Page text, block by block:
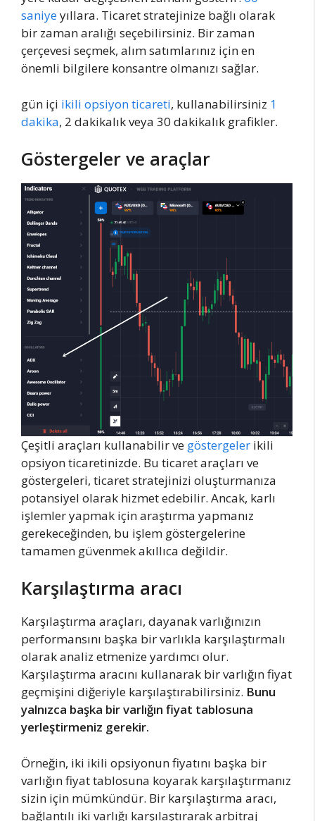
saniyeyıllara. Ticaret stratejinize bağlı olarak
bir zaman aralığı seçebilirsiniz. Bir zaman
çerçevesi seçmek, alım satımlarınız için en
önemli bilgilere konsantre olmanızı sağlar.
gün içi ikili opsiyon ticareti, kullanabilirsiniz 1
dakika, 2 dakikalık veya 30 dakikalık grafikler.
Göstergeler ve araçlar
Çeşitli araçları kullanabilir ve göstergeler ikili
opsiyon ticaretinizde. Bu ticaret araçları ve
göstergeleri, ticaret stratejinizi oluşturmanıza
potansiyel olarak hizmet edebilir. Ancak, karlı
işlemler yapmak için araştırma yapmanız
gerekeceğinden, bu işlem göstergelerine
tamamen güvenmek akıllıca değildir.
Karşılaştırma aracı
Karşılaştırma araçları, dayanak varlığınızın
performansını başka bir varlıkla karşılaştırmalı
olarak analiz etmenize yardımcı olur.
Karşılaştırma aracını kullanarak bir varlığın fiyat
geçmişini diğeriyle karşılaştırabilirsiniz. Bunu
yalnızca başka bir varlığın fiyat tablosuna
yerleştirmeniz gerekir.
Örneğin, iki ikili opsiyonun fiyatını başka bir
varlığın fiyat tablosuna koyarak karşılaştırmanız
sizin için mümkündür. Bir karşılaştırma aracı,
bağlantılı iki varlığı karşılaştırarak arbitraj